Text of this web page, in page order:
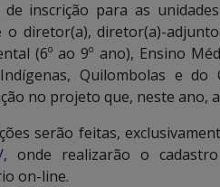
inscrição para as
o diretor(a), diretor(a)-
(6º ao 9º ano), Ensino
Quilombolas e
no projeto que, neste ano,
serão feitas,
, onde realizarão o
on-line.